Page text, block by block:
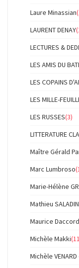
Laure Minassian
LAURENT DENAY
LECTURES &
LES AMIS DU
LES COPAINS
LES MILLE-
LES RUSSES(3)
LITTERATURE
Maître Gérald
Marc Lumbroso
Marie-Hélène
Mathieu SALADIN
Maurice Daccord
Michèle Makki
Michèle